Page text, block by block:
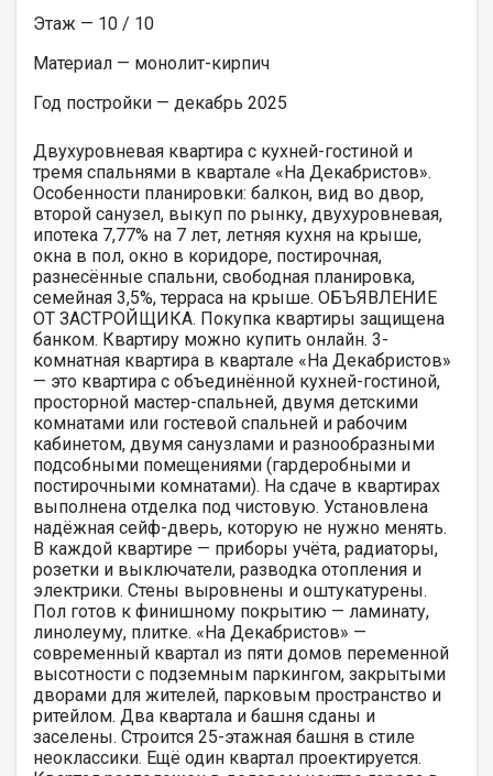
Этаж — 10 / 10
Материал — монолит-кирпич
Год постройки — декабрь 2025
Двухуровневая квартира с кухней-гостиной и
тремя спальнями в квартале «На Декабристов».
Особенности планировки: балкон, вид во двор,
второй санузел, выкуп по рынку, двухуровневая,
ипотека 7,77% на 7 лет, летняя кухня на крыше,
окна в пол, окно в коридоре, постирочная,
разнесённые спальни, свободная планировка,
семейная 3,5%, терраса на крыше. ОБЪЯВЛЕНИЕ
ОТ ЗАСТРОЙЩИКА. Покупка квартиры защищена
банком. Квартиру можно купить онлайн. 3-
комнатная квартира в квартале «На Декабристов»
— это квартира с объединённой кухней-гостиной,
просторной мастер-спальней, двумя детскими
комнатами или гостевой спальней и рабочим
кабинетом, двумя санузлами и разнообразными
подсобными помещениями (гардеробными и
постирочными комнатами). На сдаче в квартирах
выполнена отделка под чистовую. Установлена
надёжная сейф-дверь, которую не нужно менять.
В каждой квартире — приборы учёта, радиаторы,
розетки и выключатели, разводка отопления и
электрики. Стены выровнены и оштукатурены.
Пол готов к финишному покрытию — ламинату,
линолеуму, плитке. «На Декабристов» —
современный квартал из пяти домов переменной
высотности с подземным паркингом, закрытыми
дворами для жителей, парковым пространство и
ритейлом. Два квартала и башня сданы и
заселены. Строится 25-этажная башня в стиле
неоклассики. Ещё один квартал проектируется.